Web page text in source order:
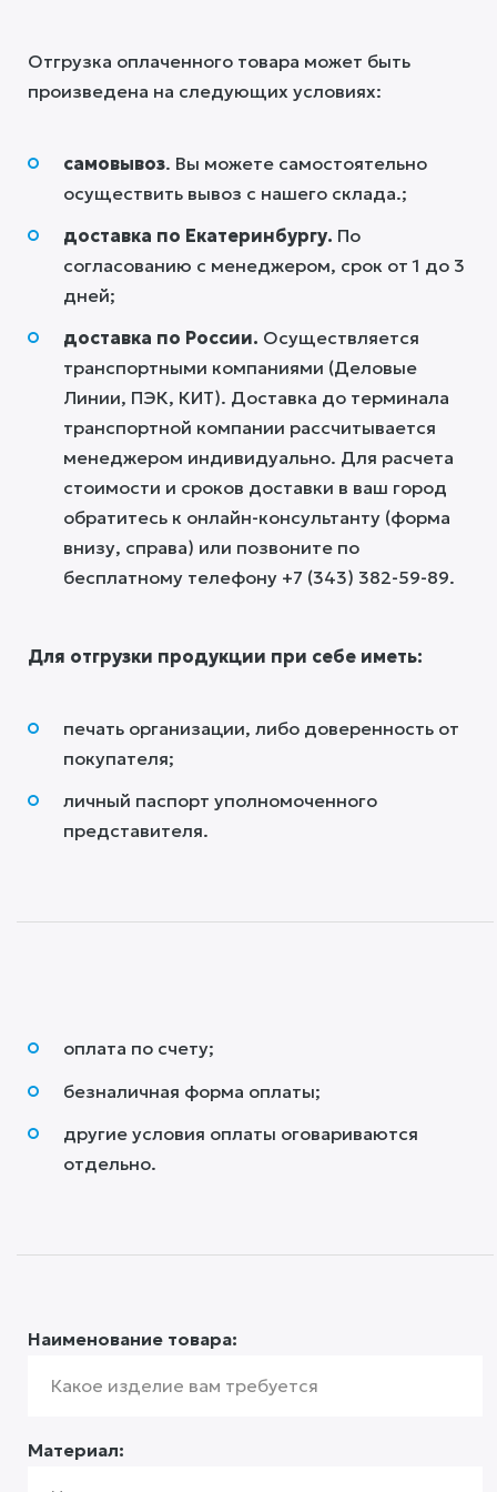
Отгрузка оплаченного товара может быть
произведена на следующих условиях:
самовывоз. Вы можете самостоятельно
осуществить вывоз c нашего склада.;
доставка по Екатеринбургу. По
согласованию с менеджером, срок от 1 до 3
дней;
доставка по России. Осуществляется
транспортными компаниями (Деловые
Линии, ПЭК, КИТ). Доставка до терминала
транспортной компании рассчитывается
менеджером индивидуально. Для расчета
стоимости и сроков доставки в ваш город
обратитесь к онлайн-консультанту (форма
внизу, справа) или позвоните по
бесплатному телефону +7 (343) 382-59-89. ​
​Для отгрузки продукции при себе иметь:
печать организации, либо доверенность от
покупателя;
личный паспорт уполномоченного
представителя.
оплата по счету;
безналичная форма оплаты;
другие условия оплаты оговариваются
отдельно. ​
Наименование товара:
Материал: